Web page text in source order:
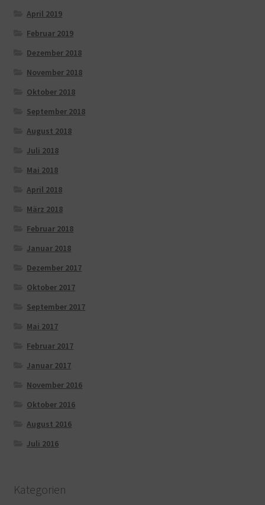
April 2019
Februar 2019
Dezember 2018
November 2018
Oktober 2018
September 2018
August 2018
Juli 2018
Mai 2018
April 2018
März 2018
Februar 2018
Januar 2018
Dezember 2017
Oktober 2017
September 2017
Mai 2017
Februar 2017
Januar 2017
November 2016
Oktober 2016
August 2016
Juli 2016
Kategorien